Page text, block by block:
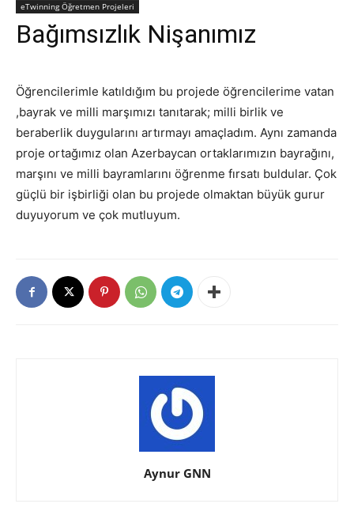
eTwinning Öğretmen Projeleri
Bağımsızlık Nişanımız
Öğrencilerimle katıldığım bu projede öğrencilerime vatan
,bayrak ve milli marşımızı tanıtarak; milli birlik ve
beraberlik duygularını artırmayı amaçladım. Aynı zamanda
proje ortağımız olan Azerbaycan ortaklarımızın bayrağını,
marşını ve milli bayramlarını öğrenme fırsatı buldular. Çok
güçlü bir işbirliği olan bu projede olmaktan büyük gurur
duyuyorum ve çok mutluyum.
Aynur GNN